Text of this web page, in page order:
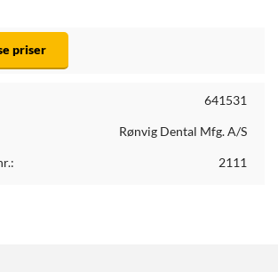
priser
641531
Rønvig Dental Mfg. A/S
2111